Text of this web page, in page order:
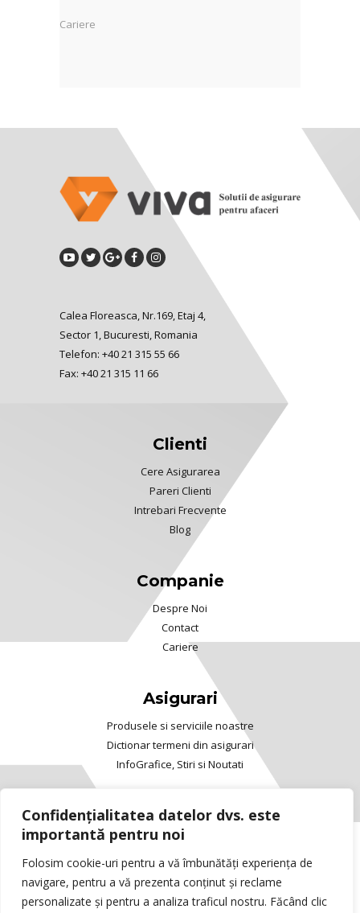
Confidențialitatea datelor dvs. este
importantă pentru noi
Folosim cookie-uri pentru a vă îmbunătăți experiența de
navigare, pentru a vă prezenta conținut și reclame
personalizate și pentru a analiza traficul nostru. Făcând clic
Cariere
Calea Floreasca, Nr.169, Etaj 4,
Sector 1, Bucuresti, Romania
Telefon: +40 21 315 55 66
Fax: +40 21 315 11 66
Clienti
Cere Asigurarea
Pareri Clienti
Intrebari Frecvente
Blog
Companie
Despre Noi
Contact
Cariere
Asigurari
Produsele si serviciile noastre
Dictionar termeni din asigurari
InfoGrafice, Stiri si Noutati
Copyright © 2025 Viva™ Asigurari. All rights
reserved.
ANPC/ASF/Rezolvarea litigiilor
Vizionarea continutului acestui website implica